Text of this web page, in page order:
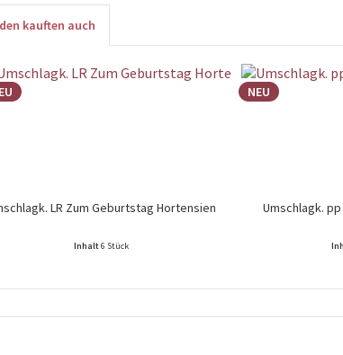
kauften auch
LR Zum Geburtstag Hortensien
Inhalt6 Stück
Preise nach Login sichtbar!
NEU
Umschlagk.
Preise